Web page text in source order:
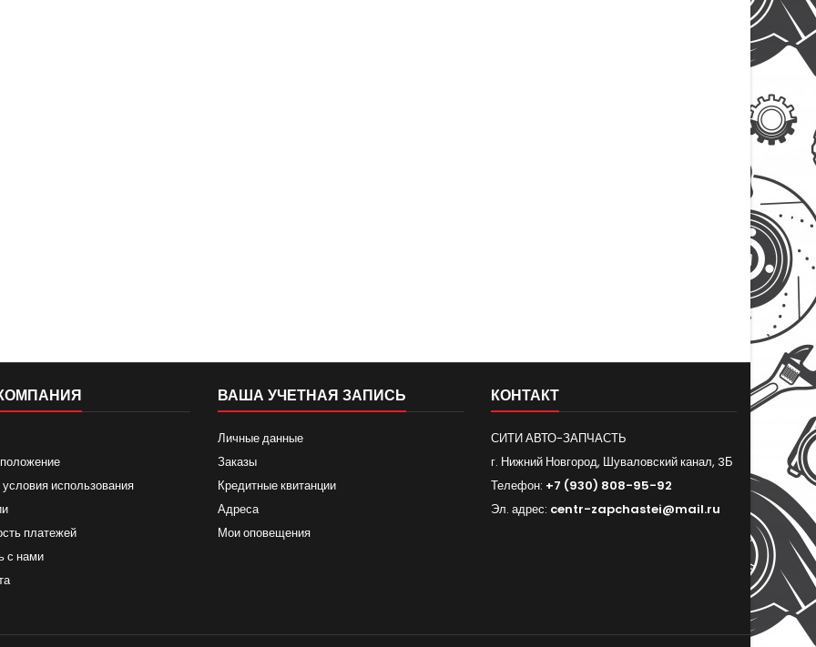
использования
платежей
с нами
ВАША УЧЕТНАЯ ЗАПИСЬ
Личные данные
Заказы
Кредитные квитанции
Адреса
Мои оповещения
КОНТАКТ
СИТИ АВТО-ЗАПЧАСТЬ
г. Нижний Новгород, Шуваловский канал, 3Б
Телефон: +7 (930) 808-95-92
Эл. адрес: centr-zapchastei@mail.ru